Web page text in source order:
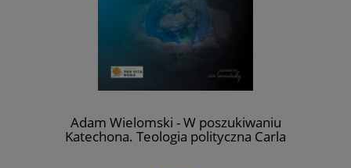
Adam Wielomski - W poszukiwaniu
Katechona. Teologia polityczna Carla
Schmitta